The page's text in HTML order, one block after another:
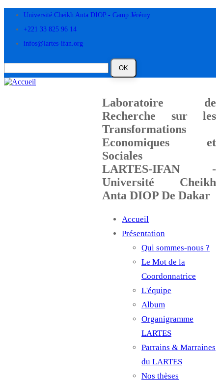
contenu
Université Cheikh Anta DIOP - Camp Jérémy
+221 33 825 96 14
infos@lartes-ifan.org
Laboratoire de
Recherche sur les
Transformations
Economiques et
Sociales
LARTES-IFAN -
Université Cheikh
Anta DIOP De Dakar
Main
navigation
Accueil
Présentation
Qui sommes-nous ?
Le Mot de la
Coordonnatrice
L'équipe
Album
Organigramme
LARTES
Parrains & Marraines
du LARTES
Nos thèses